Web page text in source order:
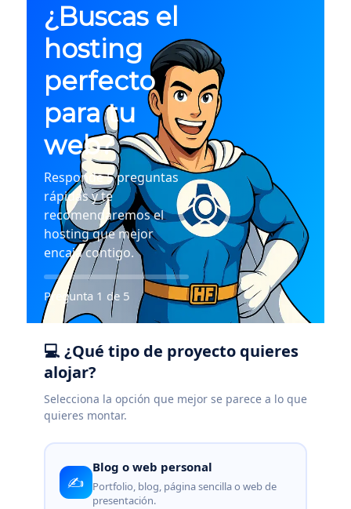
¿Buscas el
hosting
perfecto
para tu
web?
Responde 5 preguntas
rápidas y te
recomendaremos el
hosting que mejor
encaja contigo.
Pregunta 1 de 5
💻 ¿Qué tipo de proyecto quieres
alojar?
Selecciona la opción que mejor se parece a lo que
quieres montar.
✍️
Blog o web personal
Portfolio, blog, página sencilla o web de
presentación.